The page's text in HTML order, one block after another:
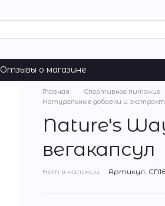
Отзывы о магазине
Главная Спортивное питание
Натуральные добавки и
Nature's
вегакапсул
Нет в наличии Артикул: